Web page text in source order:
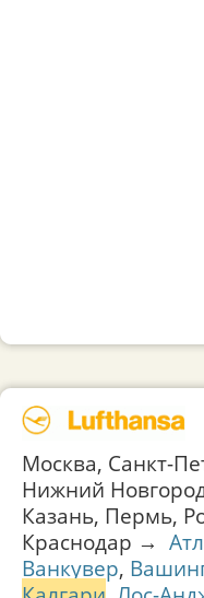
Москва, Санкт-
Нижний
Казань, Пермь,
Краснодар →
Ванкувер,